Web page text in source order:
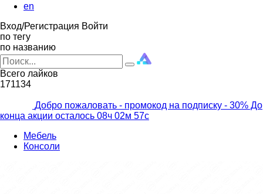
en
Вход/Регистрация Войти
по тегу
по названию
Всего лайков
171134
Добро пожаловать - промокод на подписку - 30% До
конца акции осталось 08ч 02м 56с
Мебель
Консоли